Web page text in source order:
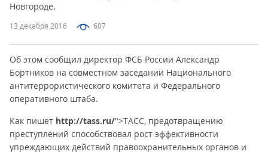
13 декабря 2016 607
Новгороде.
Об этом сообщил директор ФСБ России Александр
Бортников на совместном заседании Национального
антитеррористического комитета и Федерального
оперативного штаба.
Как пишет http://tass.ru/">ТАСС, предотвращению
преступлений способствовал рост эффективности
упреждающих действий правоохранительных органов и